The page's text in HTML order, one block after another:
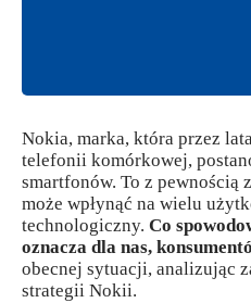
Nokia, marka, która przez
telefonii komórkowej,
smartfonów. To z pewnością
może wpłynąć na wielu
technologiczny. Co
oznacza dla nas,
obecnej sytuacji, analizując
strategii Nokii.